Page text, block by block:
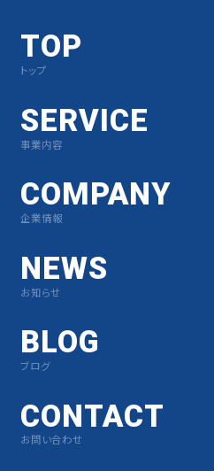
TOP
トップ
SERVICE
事業内容
COMPANY
企業情報
NEWS
お知らせ
BLOG
ブログ
CONTACT
お問い合わせ